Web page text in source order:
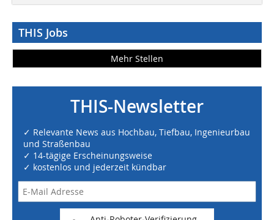
THIS Jobs
Mehr Stellen
THIS-Newsletter
✓ Relevante News aus Hochbau, Tiefbau, Ingenieurbau
und Straßenbau
✓ 14-tägige Erscheinungsweise
✓ kostenlos und jederzeit kündbar